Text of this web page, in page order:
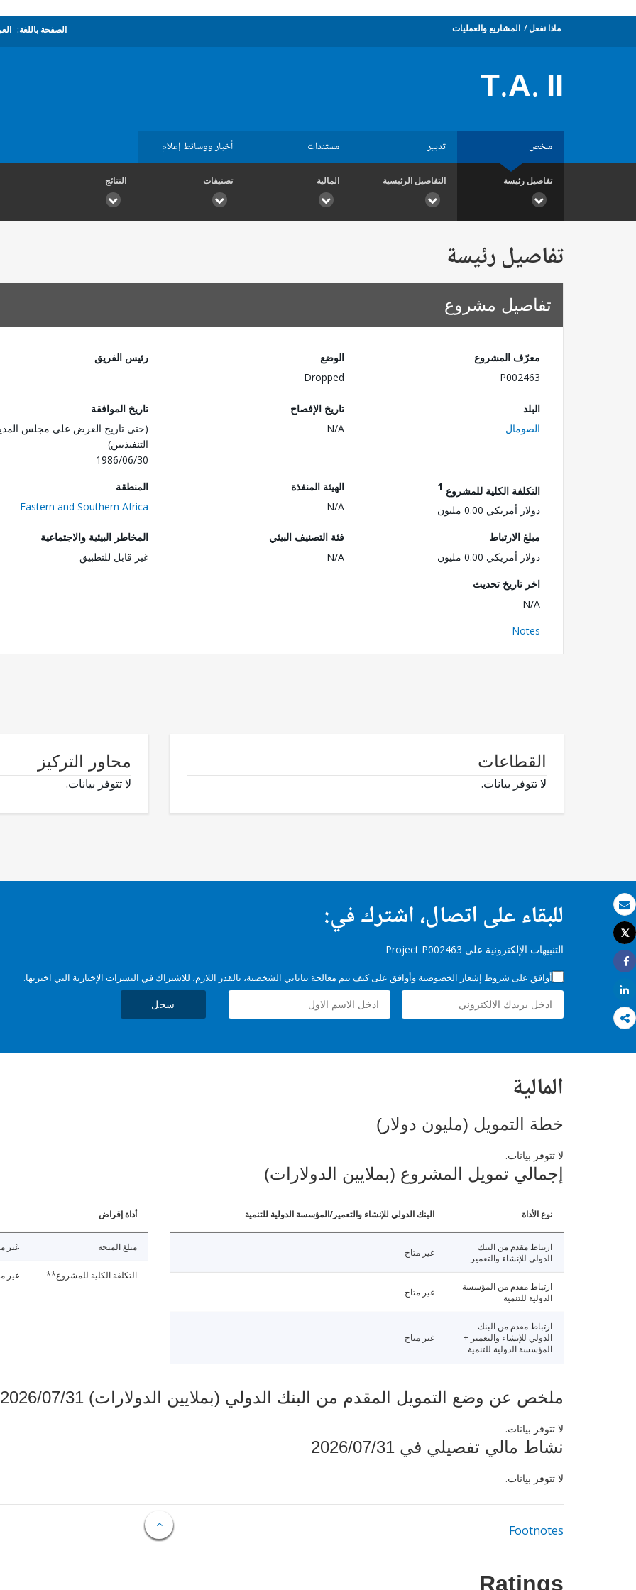
بريد الكتروني
طباعة
Tweet
Share
Share
ماذا نفعل المشاريع والعمليات الصفحة باللغة:
T.A. II
ملخص تدبير مستندات أخبار ووسائط إعلام
تفاصيل رئيسة التفاصيل الرئيسية المالية تصنيفات النتائج
تفاصيل رئيسة
تفاصيل مشروع
معرّف المشروع
P002463
الوضع
Dropped
رئيس الفريق
البلد
الصومال
تاريخ الإفصاح
N/A
تاريخ الموافقة
(حتى تاريخ العرض على مجلس
التنفيذيين)
1986/06/30
التكلفة الكلية للمشروع 1
دولار أمريكي 0.00 مليون
الهيئة المنفذة
N/A
المنطقة
Eastern and Southern Africa
مبلغ الارتباط
دولار أمريكي 0.00 مليون
فئة التصنيف البيئي
N/A
المخاطر البيئية والاجتماعية
غير قابل للتطبيق
اخر تاريخ تحديث
N/A
Notes
القطاعات
لا تتوفر بيانات.
محاور التركيز
لا تتوفر بيانات.
للبقاء على اتصال، اشترك في:
التنبيهات الإلكترونية على Project P002463
أوافق على شروط إشعار الخصوصية وأوافق على كيف تتم معالجة بياناتي الشخصية، بالقدر اللازم، للاشتراك في النشرات الإخبارية التي اخترتها.
سجل
المالية
خطة التمويل (مليون دولار)
لا تتوفر بيانات.
إجمالي تمويل المشروع (بملايين الدولارات)
نوع الأداة البنك الدولي للإنشاء والتعمير/المؤسسة الدولية للتنمية
ارتباط مقدم من البنك
الدولي للإنشاء والتعمير
غير متاح
ارتباط مقدم من المؤسسة
الدولية للتنمية
غير متاح
ارتباط مقدم من البنك
الدولي للإنشاء والتعمير +
المؤسسة الدولية للتنمية
غير متاح
أداة إقراض
مبلغ المنحة غير
التكلفة الكلية للمشروع** غير
ملخص عن وضع التمويل المقدم من البنك الدولي (بملايين الدولارات) 2026/07/31
لا تتوفر بيانات.
نشاط مالي تفصيلي في 2026/07/31
لا تتوفر بيانات.
Footnotes